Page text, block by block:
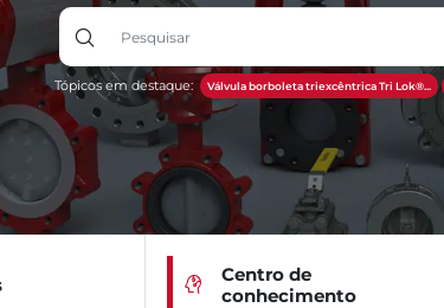
Tópicos em destaque: Válvula borboleta triexcêntrica Tri Lok®...
Centro de
conhecimento